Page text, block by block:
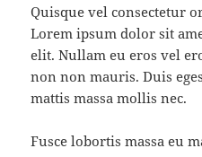
Quisque vel consectetur
Lorem ipsum dolor sit
elit. Nullam eu eros vel
non non mauris. Duis
mattis massa mollis nec.
Fusce lobortis massa eu